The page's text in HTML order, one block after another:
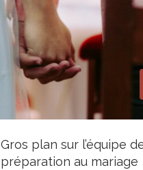
Gros plan sur l’équipe
préparation au mariage